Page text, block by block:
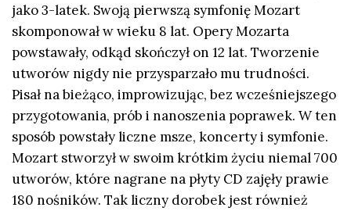
jako 3-latek. Swoją pierwszą symfonię Mozart
skomponował w wieku 8 lat. Opery Mozarta
powstawały, odkąd skończył on 12 lat. Tworzenie
utworów nigdy nie przysparzało mu trudności.
Pisał na bieżąco, improwizując, bez wcześniejszego
przygotowania, prób i nanoszenia poprawek. W ten
sposób powstały liczne msze, koncerty i symfonie.
Mozart stworzył w swoim krótkim życiu niemal 700
utworów, które nagrane na płyty CD zajęły prawie
180 nośników. Tak liczny dorobek jest również